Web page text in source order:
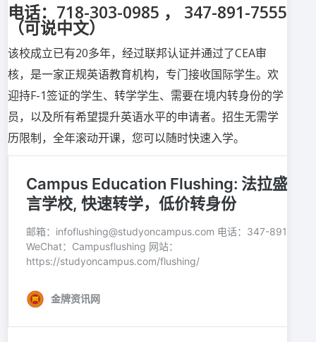
电话：718-303-0985 ， 347-891-7555
（可说中文）
该校成立已有20多年，经过联邦认证并通过了CEA审
核，是一家正规英语教育机构，专门接收国际学生。欢
迎持F-1签证的学生、转学学生、需要在境内转身份的学
员，以及所有希望提升英语水平的申请者。招生无需学
历限制，全年滚动开课，您可以随时快速入学。